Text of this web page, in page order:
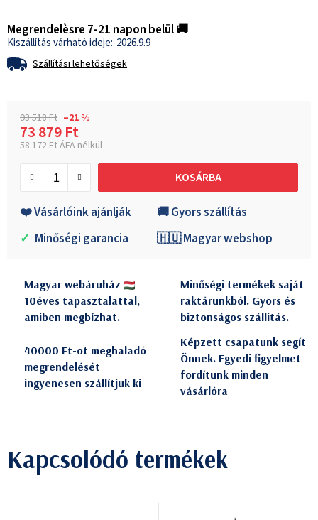
Megrendelèsre 7-21 napon belül 🚚
2026.9.9
Szállítási lehetőségek
93 518 Ft –21 %
73 879 Ft
58 172 Ft ÁFA nélkül
KOSÁRBA
❤️ Vásárlóink ajánlják
🚚 Gyors szállítás
✓ Minőségi garancia 🇭🇺 Magyar webshop
Magyar webáruház
10éves tapasztalattal,
amiben megbízhat.
Minőségi termékek saját
raktárunkból. Gyors és
biztonságos szállitás.
40000 Ft-ot meghaladó
megrendelését
ingyenesen szállítjuk ki
Képzett csapatunk segít
Önnek. Egyedi figyelmet
fordítunk minden
vásárlóra
Kapcsolódó termékek